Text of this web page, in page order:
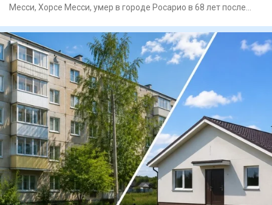
Месси, Хорсе Месси, умер в городе Росарио в 68 лет после